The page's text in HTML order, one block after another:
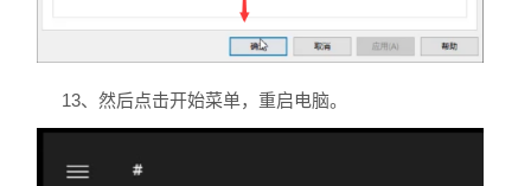
13、然后点击开始菜单，重启电脑。